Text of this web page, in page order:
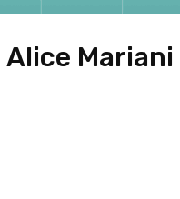
Alice Mariani